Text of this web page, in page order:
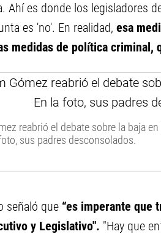
Ahí es donde los legisladores
es 'no'. En realidad, esa
medidas de política
reabrió el debate sobre la baja
sus padres desconsolados.
señaló que “es imperante que
y Legislativo". "Hay que